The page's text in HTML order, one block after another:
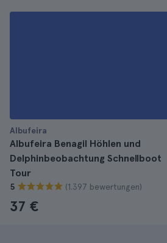
Albufeira
Albufeira Benagil Höhlen und
Delphinbeobachtung Schnellboot
Tour
5 (1.397 bewertungen)
37 €